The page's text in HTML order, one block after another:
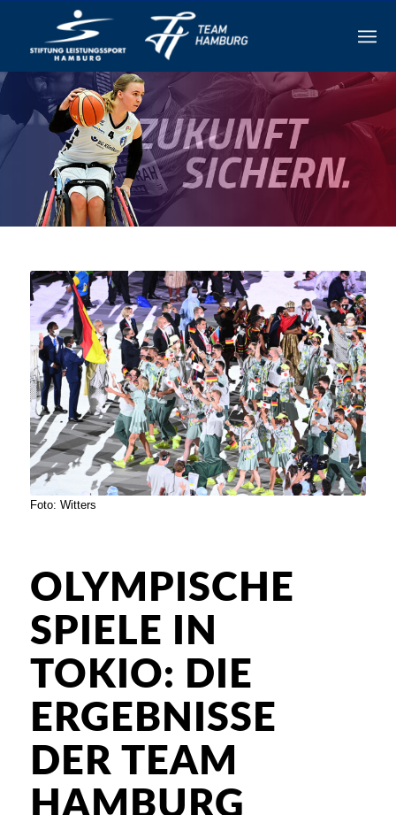
Foto: Witters
OLYMPISCHE
SPIELE IN
TOKIO: DIE
ERGEBNISSE
DER TEAM
HAMBURG